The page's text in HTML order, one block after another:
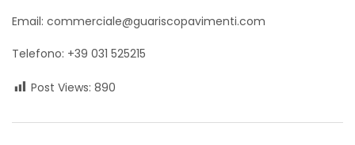
Email: commerciale@guariscopavimenti.com
Telefono: +39 031 525215
Post Views: 890